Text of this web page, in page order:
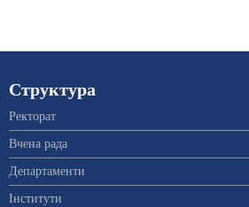
Структура
Ректорат
Вчена рада
Департаменти
Інститути